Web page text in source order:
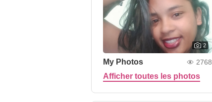
2
My Photos 2768
Afficher toutes les photos